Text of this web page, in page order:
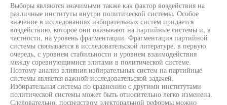
Выборы являются значимыми также как фактор воздействия на
различные институты внутри политической системы. Особое
значение в исследованиях избирательных систем придается
воздействию, которое они оказывают на партийные системы и, в
частности, на уровень фрагментации. Фрагментация партийной
системы связывается в исследовательской литературе, в первую
очередь, с уровнем стабильности и уровнем взаимодействия
между соревнующимися элитами в политической системе.
Поэтому анализ влияния избирательных систем на партийные
системы является важной исследовательской задачей.
Избирательная система по сравнению с другими институтами
политической системы может быть относительно легко изменена.
Следовательно, посредством электоральной реформы можно